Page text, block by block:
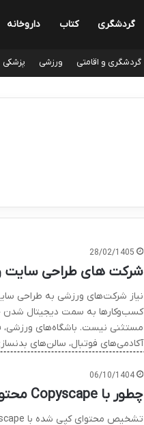
گردشگری کتاب داروخانه
گردشگری و اقامتی ورزشی پزشکی
28/02/1405
شرکت های طراحی سایت
نیاز شرکت‌های ورزشی به طراحی
کسب‌وکارها به سمت دیجیتال شدن
مستثنی نیست. باشگاه‌های ورزشی،
آکادمی‌های فوتبال، سالن‌های
06/10/1404
چطور با Copyscape محتوای کپی شده را تشخیص دهیم؟